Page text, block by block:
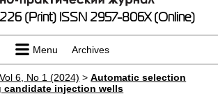
(Print) ISSN 2957-806X (Online)
Menu Archives
Vol 6, No 1 (2024) >Automatic selection
injection wells